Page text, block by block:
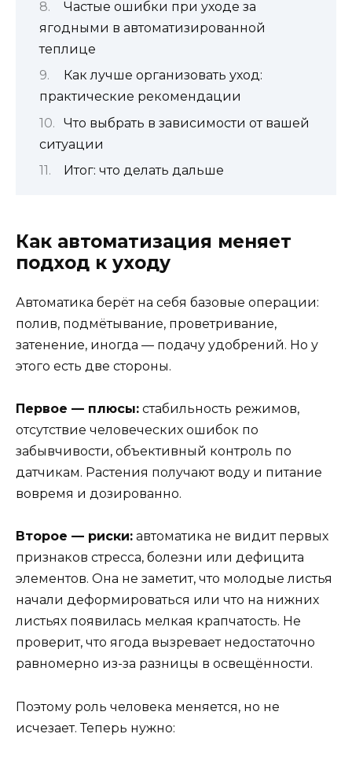
Частые ошибки при уходе за
ягодными в автоматизированной
теплице
Как лучше организовать уход:
практические рекомендации
Что выбрать в зависимости от вашей
ситуации
Итог: что делать дальше
Как автоматизация меняет
подход к уходу
Автоматика берёт на себя базовые операции:
полив, подмётывание, проветривание,
затенение, иногда — подачу удобрений. Но у
этого есть две стороны.
Первое — плюсы: стабильность режимов,
отсутствие человеческих ошибок по
забывчивости, объективный контроль по
датчикам. Растения получают воду и питание
вовремя и дозированно.
Второе — риски: автоматика не видит первых
признаков стресса, болезни или дефицита
элементов. Она не заметит, что молодые листья
начали деформироваться или что на нижних
листьях появилась мелкая крапчатость. Не
проверит, что ягода вызревает недостаточно
равномерно из-за разницы в освещённости.
Поэтому роль человека меняется, но не
исчезает. Теперь нужно: